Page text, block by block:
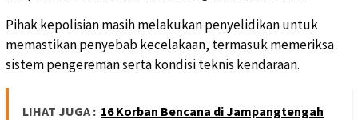
Pihak kepolisian masih melakukan penyelidikan untuk
memastikan penyebab kecelakaan, termasuk memeriksa
sistem pengereman serta kondisi teknis kendaraan.
LIHAT JUGA : 16 Korban Bencana di Jampangtengah